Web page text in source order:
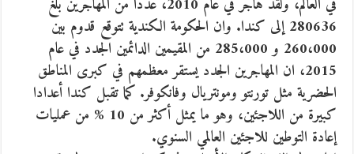
في العالم، ولقد هاجر في عام 2010، عددا من المهاجرين بلغ
280636 إلى كندا. وان الحكومة الكندية تتوقع قدوم بين
260،000 و 285،000 من المقيمين الدائمين الجدد في عام
2015، ان المهاجرين الجدد يستقر معظمهم في كبرى المناطق
الحضرية مثل تورنتو ومونتريال وفانكوفر. كما تقبل كندا أعدادا
كبيرة من اللاجئين، وهو ما يمثل أكثر من 10 % من عمليات
إعادة التوطين للاجئين العالمي السنوي.